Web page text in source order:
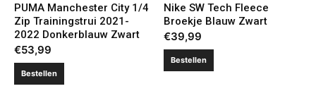
PUMA Manchester City 1/4
Zip Trainingstrui 2021-
2022 Donkerblauw Zwart
€53,99
Bestellen
Nike SW Tech Fleece
Broekje Blauw Zwart
€39,99
Bestellen